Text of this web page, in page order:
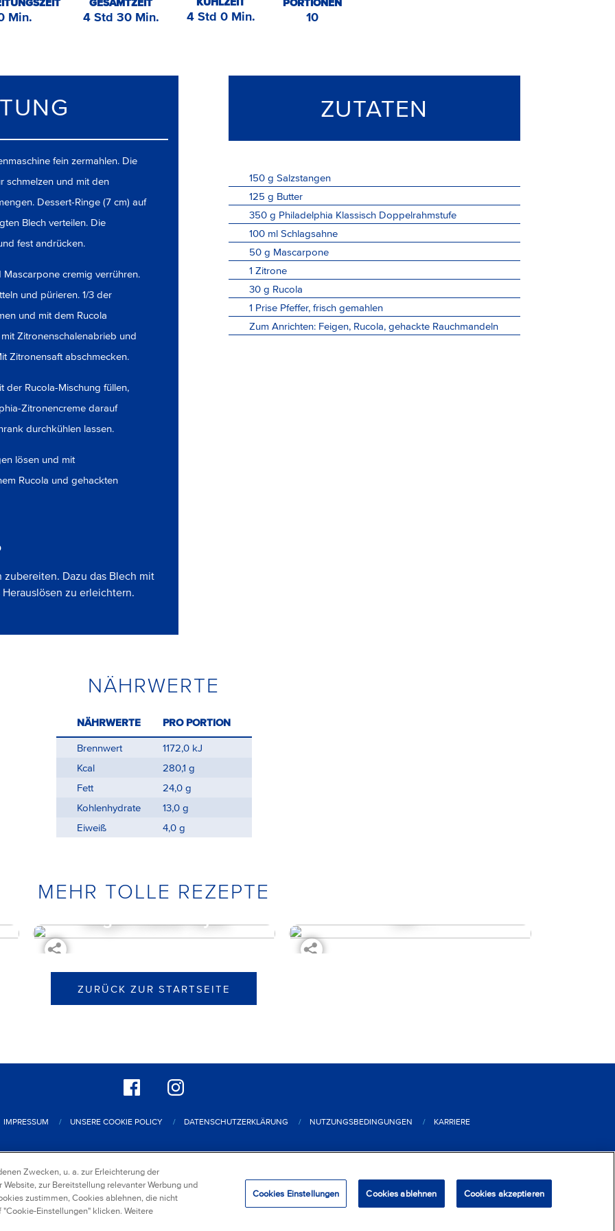
Min.
GESAMTZEIT
4 Std 30 Min. 4 Std 0 Min.
PORTIONEN
10
fein zermahlen. Die
schmelzen und mit den
Dessert-Ringe (7 cm) auf
Blech verteilen. Die
fest andrücken.
Mascarpone cremig verrühren.
und pürieren. 1/3 der
und mit dem Rucola
Zitronenschalenabrieb und
Zitronensaft abschmecken.
der Rucola-Mischung füllen,
Zitronencreme darauf
durchkühlen lassen.
lösen und mit
Rucola und gehackten
zubereiten. Dazu das Blech mit
zu erleichtern.
ZUTATEN
150 g Salzstangen
125 g Butter
350 g Philadelphia Klassisch Doppelrahmstufe
100 ml Schlagsahne
50 g Mascarpone
1 Zitrone
30 g Rucola
1 Prise Pfeffer, frisch gemahlen
Zum Anrichten: Feigen, Rucola, gehackte Rauchmandeln
NÄHRWERTE
NÄHRWERTE PRO PORTION
Brennwert
1172,0 kJ
Kcal
280,1 g
Fett
24,0 g
Kohlenhydrate
13,0 g
Eiweiß
4,0 g
MEHR TOLLE REZEPTE
ZURÜCK ZUR STARTSEITE
IMPRESSUM UNSERE COOKIE POLICY DATENSCHUTZERKLÄRUNG NUTZUNGSBEDINGUNGEN KARRIERE
Zwecken, u. a. zur Erleichterung der
zur Bereitstellung relevanter Werbung und
zustimmen, Cookies ablehnen, die nicht
Einstellungen" klicken. Weitere
Cookies Einstellungen Cookies ablehnen Cookies akzeptieren